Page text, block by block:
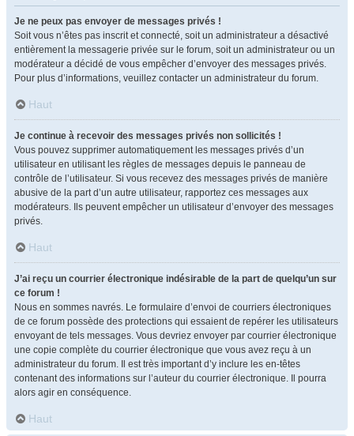
Je ne peux pas envoyer de messages privés !
Soit vous n’êtes pas inscrit et connecté, soit un administrateur a désactivé
entièrement la messagerie privée sur le forum, soit un administrateur ou un
modérateur a décidé de vous empêcher d’envoyer des messages privés.
Pour plus d’informations, veuillez contacter un administrateur du forum.
Haut
Je continue à recevoir des messages privés non sollicités !
Vous pouvez supprimer automatiquement les messages privés d’un
utilisateur en utilisant les règles de messages depuis le panneau de
contrôle de l’utilisateur. Si vous recevez des messages privés de manière
abusive de la part d’un autre utilisateur, rapportez ces messages aux
modérateurs. Ils peuvent empêcher un utilisateur d’envoyer des messages
privés.
Haut
J’ai reçu un courrier électronique indésirable de la part de quelqu’un sur
ce forum !
Nous en sommes navrés. Le formulaire d’envoi de courriers électroniques
de ce forum possède des protections qui essaient de repérer les utilisateurs
envoyant de tels messages. Vous devriez envoyer par courrier électronique
une copie complète du courrier électronique que vous avez reçu à un
administrateur du forum. Il est très important d’y inclure les en-têtes
contenant des informations sur l’auteur du courrier électronique. Il pourra
alors agir en conséquence.
Haut